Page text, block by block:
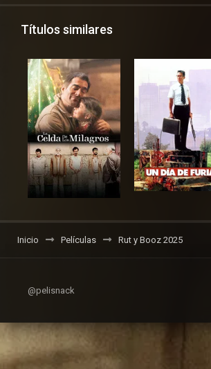
Títulos similares
Inicio Películas Rut y Booz 2025
@pelisnack